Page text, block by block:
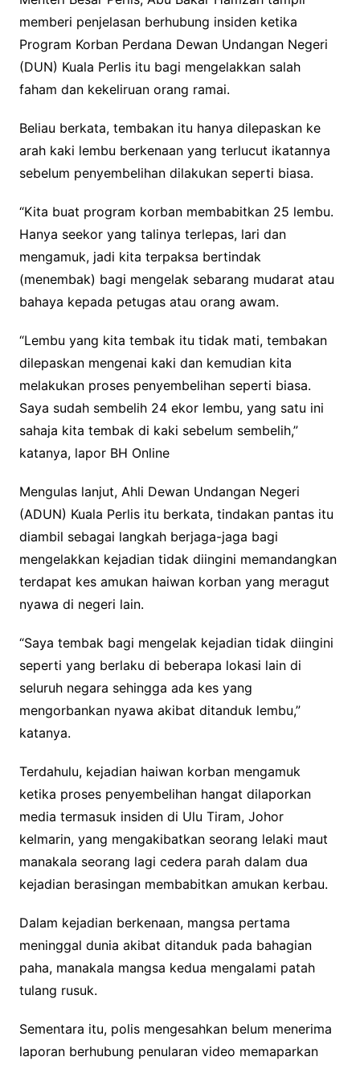
memberi penjelasan berhubung insiden ketika
Program Korban Perdana Dewan Undangan Negeri
(DUN) Kuala Perlis itu bagi mengelakkan salah
faham dan kekeliruan orang ramai.
Beliau berkata, tembakan itu hanya dilepaskan ke
arah kaki lembu berkenaan yang terlucut ikatannya
sebelum penyembelihan dilakukan seperti biasa.
“Kita buat program korban membabitkan 25 lembu.
Hanya seekor yang talinya terlepas, lari dan
mengamuk, jadi kita terpaksa bertindak
(menembak) bagi mengelak sebarang mudarat atau
bahaya kepada petugas atau orang awam.
“Lembu yang kita tembak itu tidak mati, tembakan
dilepaskan mengenai kaki dan kemudian kita
melakukan proses penyembelihan seperti biasa.
Saya sudah sembelih 24 ekor lembu, yang satu ini
sahaja kita tembak di kaki sebelum sembelih,”
katanya, lapor BH Online
Mengulas lanjut, Ahli Dewan Undangan Negeri
(ADUN) Kuala Perlis itu berkata, tindakan pantas itu
diambil sebagai langkah berjaga-jaga bagi
mengelakkan kejadian tidak diingini memandangkan
terdapat kes amukan haiwan korban yang meragut
nyawa di negeri lain.
“Saya tembak bagi mengelak kejadian tidak diingini
seperti yang berlaku di beberapa lokasi lain di
seluruh negara sehingga ada kes yang
mengorbankan nyawa akibat ditanduk lembu,”
katanya.
Terdahulu, kejadian haiwan korban mengamuk
ketika proses penyembelihan hangat dilaporkan
media termasuk insiden di Ulu Tiram, Johor
kelmarin, yang mengakibatkan seorang lelaki maut
manakala seorang lagi cedera parah dalam dua
kejadian berasingan membabitkan amukan kerbau.
Dalam kejadian berkenaan, mangsa pertama
meninggal dunia akibat ditanduk pada bahagian
paha, manakala mangsa kedua mengalami patah
tulang rusuk.
Sementara itu, polis mengesahkan belum menerima
laporan berhubung penularan video memaparkan